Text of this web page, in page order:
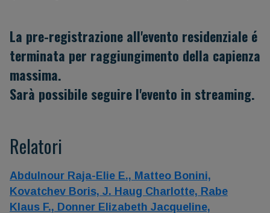
La pre-registrazione all'evento residenziale é
terminata per raggiungimento della capienza
massima.
Sarà possibile seguire l'evento in streaming.
Relatori
Abdulnour Raja-Elie E., Matteo Bonini,
Kovatchev Boris, J. Haug Charlotte, Rabe
Klaus F., Donner Elizabeth Jacqueline,